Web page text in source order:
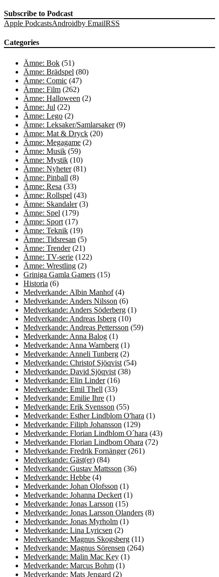
Subscribe to Podcast
Apple PodcastsAndroidby EmailRSS
Categories
Ämne: Bok (51)
Ämne: Brädspel (80)
Ämne: Comic (47)
Ämne: Film (262)
Ämne: Halloween (2)
Ämne: Jul (22)
Ämne: Lego (2)
Ämne: Leksaker/Samlarsaker(9)
Ämne: Mat & Dryck (20)
Ämne: Megagame (2)
Ämne: Musik (59)
Ämne: Mystik (10)
Ämne: Nyheter(81)
Ämne: Pinball (8)
Ämne: Resa (33)
Ämne: Rollspel (43)
Ämne: Skandaler(3)
Ämne: Spel (179)
Ämne: Sport (17)
Ämne: Teknik (19)
Ämne: Tidsresan (5)
Ämne: Trender(21)
Ämne: TV-serie (122)
Ämne: Wrestling (2)
Griniga Gamla Gamers (15)
Historia (6)
Medverkande: Albin Manhof(4)
Medverkande: Anders Nilsson (6)
Medverkande: Anders Söderberg (1)
Medverkande: Andreas Isberg (10)
Medverkande: Andreas Pettersson (59)
Medverkande: Anna Balog (1)
Medverkande: Anna Warnberg (1)
Medverkande: Anneli Tunberg (2)
Medverkande: Christof Sjöqvist (54)
Medverkande: David Sjöqvist (38)
Medverkande: Elin Linder(16)
Medverkande: Emil Thell (33)
Medverkande: Emilie Ihre (1)
Medverkande: Erik Svensson (55)
Medverkande: Esther Lindblom O'hara (1)
Medverkande: Filiph Johansson (129)
Medverkande: Florian Lindblom O´hara (43)
Medverkande: Florian Lindbom Ohara (72)
Medverkande: Fredrik Fornänger(261)
Medverkande: Gäst(er) (84)
Medverkande: Gustav Mattsson (36)
Medverkande: Hebbe (4)
Medverkande: Johan Olofsson (1)
Medverkande: Johanna Deckert (1)
Medverkande: Jonas Larsson (15)
Medverkande: Jonas Larsson Olanders (8)
Medverkande: Jonas Myrholm (1)
Medverkande: Lina Lyricsen (2)
Medverkande: Magnus Skogsberg (11)
Medverkande: Magnus Sörensen (264)
Medverkande: Malin Mac Key (1)
Medverkande: Marcus Bohm (1)
Medverkande: Mats Jengard (2)